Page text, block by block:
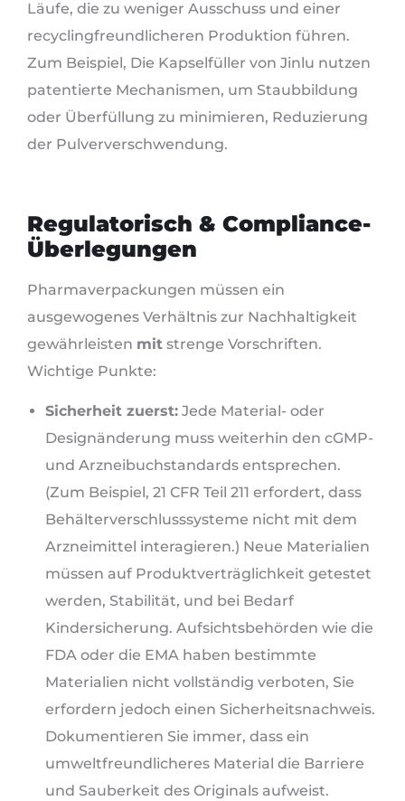
Läufe, die zu weniger Ausschuss und einer
recyclingfreundlicheren Produktion führen.
Zum Beispiel, Die Kapselfüller von Jinlu nutzen
patentierte Mechanismen, um Staubbildung
oder Überfüllung zu minimieren, Reduzierung
der Pulververschwendung.
Regulatorisch & Compliance-
Überlegungen
Pharmaverpackungen müssen ein
ausgewogenes Verhältnis zur Nachhaltigkeit
gewährleisten mit strenge Vorschriften.
Wichtige Punkte:
Sicherheit zuerst: Jede Material- oder
Designänderung muss weiterhin den cGMP-
und Arzneibuchstandards entsprechen.
(Zum Beispiel, 21 CFR Teil 211 erfordert, dass
Behälterverschlusssysteme nicht mit dem
Arzneimittel interagieren.) Neue Materialien
müssen auf Produktverträglichkeit getestet
werden, Stabilität, und bei Bedarf
Kindersicherung. Aufsichtsbehörden wie die
FDA oder die EMA haben bestimmte
Materialien nicht vollständig verboten, Sie
erfordern jedoch einen Sicherheitsnachweis.
Dokumentieren Sie immer, dass ein
umweltfreundlicheres Material die Barriere
und Sauberkeit des Originals aufweist.